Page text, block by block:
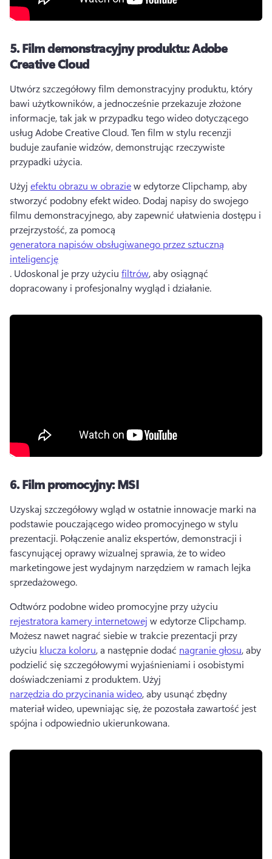
5.Film demonstracyjny produktu: Adobe
Creative Cloud
Utwórz szczegółowy film demonstracyjny produktu, który
bawi użytkowników, a jednocześnie przekazuje złożone
informacje, tak jak w przypadku tego wideo dotyczącego
usług Adobe Creative Cloud. Ten film w stylu recenzji
buduje zaufanie widzów, demonstrując rzeczywiste
przypadki użycia.
Użyj efektu obrazu w obrazie w edytorze Clipchamp, aby
stworzyć podobny efekt wideo. Dodaj napisy do swojego
filmu demonstracyjnego, aby zapewnić ułatwienia dostępu i
przejrzystość, za pomocą
generatora napisów obsługiwanego przez sztuczną
inteligencję
. Udoskonal je przy użyciu filtrów, aby osiągnąć
dopracowany i profesjonalny wygląd i działanie.
6.Film promocyjny: MSI
Uzyskaj szczegółowy wgląd w ostatnie innowacje marki na
podstawie pouczającego wideo promocyjnego w stylu
prezentacji. Połączenie analiz ekspertów, demonstracji i
fascynującej oprawy wizualnej sprawia, że to wideo
marketingowe jest wydajnym narzędziem w ramach lejka
sprzedażowego.
Odtwórz podobne wideo promocyjne przy użyciu
rejestratora kamery internetowej
Możesz nawet nagrać siebie w trakcie prezentacji przy
użyciu klucza koloru, a następnie dodać nagranie głosu, aby
podzielić się szczegółowymi wyjaśnieniami i osobistymi
doświadczeniami z produktem. Użyj
narzędzia do przycinania wideo, aby usunąć zbędny
materiał wideo, upewniając się, że pozostała zawartość jest
spójna i odpowiednio ukierunkowana.